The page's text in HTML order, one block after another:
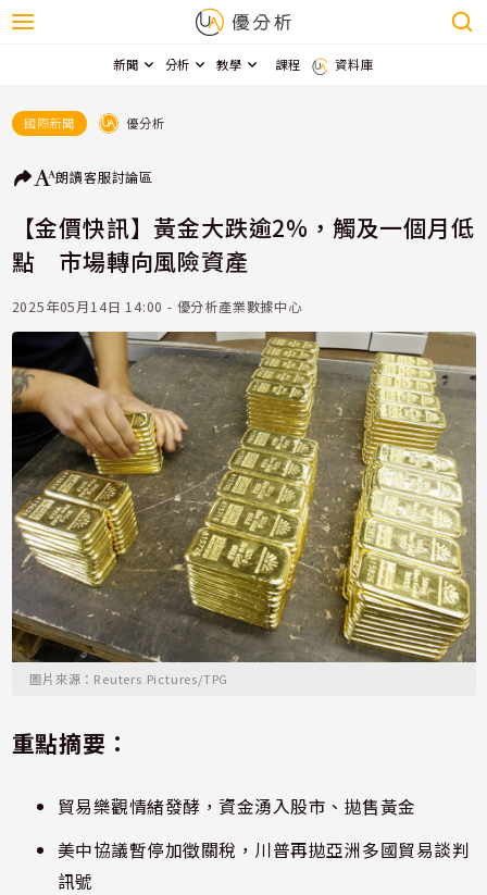
新聞 分析 教學 課程 資料庫
國際新聞 優分析
朗讀客服討論區
【金價快訊】黃金大跌逾2%，觸及一個月低
點 市場轉向風險資產
2025年05月14日 14:00 - 優分析產業數據中心
圖片來源：Reuters Pictures/TPG
重點摘要：
貿易樂觀情緒發酵，資金湧入股市、拋售黃金
美中協議暫停加徵關稅，川普再拋亞洲多國貿易談判
訊號